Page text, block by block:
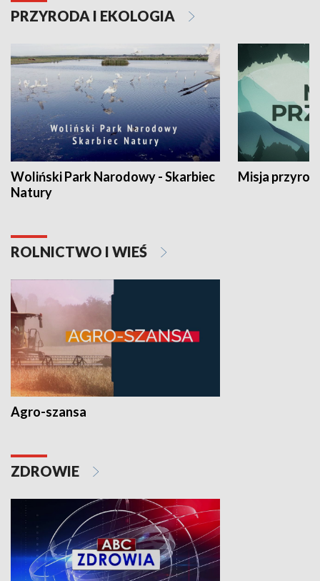
PRZYRODA I EKOLOGIA
Woliński Park Narodowy - Skarbiec
Natury
Misja
ROLNICTWO I WIEŚ
Agro-szansa
ZDROWIE